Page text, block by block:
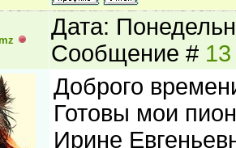
Дата:
Сообщение # 13
Доброго
Готовы мои
Ирине